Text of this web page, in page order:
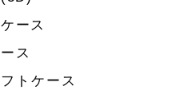
ース
ス
トケース